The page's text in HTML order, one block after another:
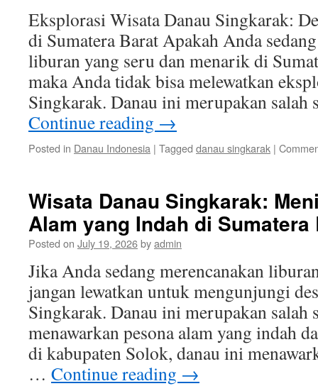
Eksplorasi Wisata Danau Singkarak:
di Sumatera Barat Apakah Anda
liburan yang seru dan menarik di
maka Anda tidak bisa melewatkan
Singkarak. Danau ini merupakan
Continue reading →
Posted in Danau Indonesia | Tagged danau singkarak |
Wisata Danau Singkarak:
Alam yang Indah di Sumatera
Posted on July 19, 2026byadmin
Jika Anda sedang merencanakan
jangan lewatkan untuk mengunjungi
Singkarak. Danau ini merupakan salah
menawarkan pesona alam yang indah
di kabupaten Solok, danau ini
… Continue reading →